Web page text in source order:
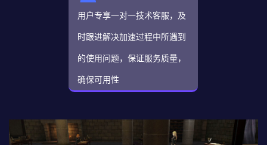
用户专享一对一技术客服，及
时跟进解决加速过程中所遇到
的使用问题，保证服务质量，
确保可用性